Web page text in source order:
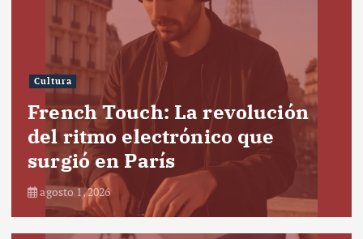
Cultura
French Touch: La revolución
del ritmo electrónico que
surgió en París
agosto 1, 2026